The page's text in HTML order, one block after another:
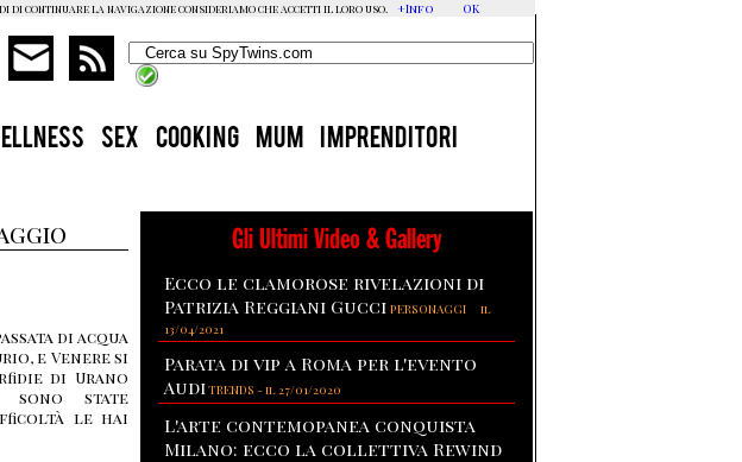
SEX COOKING MUM IMPRENDITORI
di acqua
e Venere si
di Urano
sono state
le hai
Gli Ultimi Video & Gallery
Ecco le clamorose rivelazioni di
Patrizia Reggiani Gucci PERSONAGGI
il
13/04/2021
Parata di vip a Roma per l'evento
AudiTRENDS -il 27/01/2020
L'arte contemopanea conquista
Milano: ecco la collettiva Rewind
di continuare la navigazione consideriamo che accetti il loro uso. +Info OK